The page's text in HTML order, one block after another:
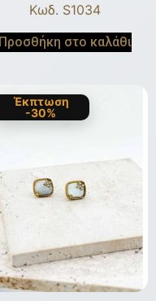
Κωδ. S1034
Προσθήκη στο καλάθι
Έκπτωση
-30%